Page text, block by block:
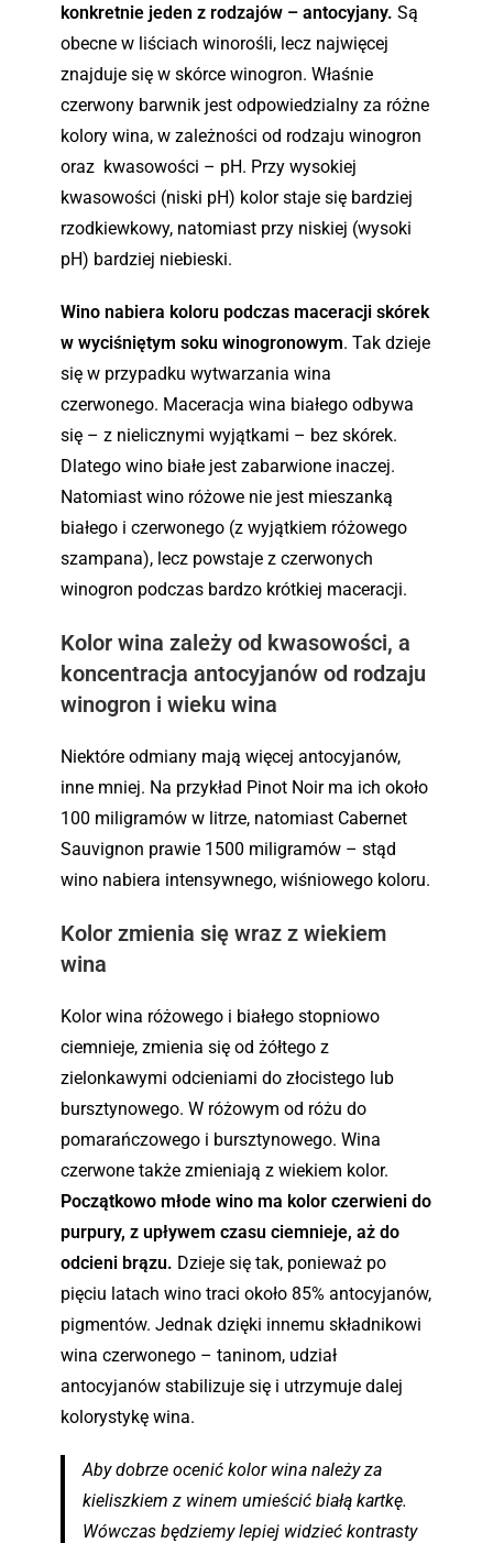
konkretnie jeden z rodzajów – antocyjany. Są
obecne w liściach winorośli, lecz najwięcej
znajduje się w skórce winogron. Właśnie
czerwony barwnik jest odpowiedzialny za różne
kolory wina, w zależności od rodzaju winogron
oraz kwasowości – pH. Przy wysokiej
kwasowości (niski pH) kolor staje się bardziej
rzodkiewkowy, natomiast przy niskiej (wysoki
pH) bardziej niebieski.
Wino nabiera koloru podczas maceracji skórek
w wyciśniętym soku winogronowym. Tak dzieje
się w przypadku wytwarzania wina
czerwonego. Maceracja wina białego odbywa
się – z nielicznymi wyjątkami – bez skórek.
Dlatego wino białe jest zabarwione inaczej.
Natomiast wino różowe nie jest mieszanką
białego i czerwonego (z wyjątkiem różowego
szampana), lecz powstaje z czerwonych
winogron podczas bardzo krótkiej maceracji.
Kolor wina zależy od kwasowości, a
koncentracja antocyjanów od rodzaju
winogron i wieku wina
Niektóre odmiany mają więcej antocyjanów,
inne mniej. Na przykład Pinot Noir ma ich około
100 miligramów w litrze, natomiast Cabernet
Sauvignon prawie 1500 miligramów – stąd
wino nabiera intensywnego, wiśniowego koloru.
Kolor zmienia się wraz z wiekiem
wina
Kolor wina różowego i białego stopniowo
ciemnieje, zmienia się od żółtego z
zielonkawymi odcieniami do złocistego lub
bursztynowego. W różowym od różu do
pomarańczowego i bursztynowego. Wina
czerwone także zmieniają z wiekiem kolor.
Początkowo młode wino ma kolor czerwieni do
purpury, z upływem czasu ciemnieje, aż do
odcieni brązu. Dzieje się tak, ponieważ po
pięciu latach wino traci około 85% antocyjanów,
pigmentów. Jednak dzięki innemu składnikowi
wina czerwonego – taninom, udział
antocyjanów stabilizuje się i utrzymuje dalej
kolorystykę wina.
Aby dobrze ocenić kolor wina należy za
kieliszkiem z winem umieścić białą kartkę.
Wówczas będziemy lepiej widzieć kontrasty